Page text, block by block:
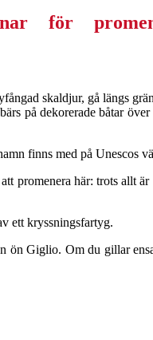
skaldjur, gå längs
på dekorerade båtar
finns med på Unescos
promenera här: trots allt är
ett kryssningsfartyg.
ön Giglio. Om du gillar